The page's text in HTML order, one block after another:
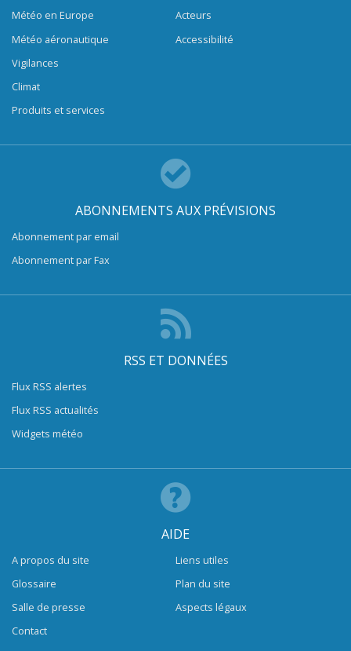
Météo en Europe
Météo aéronautique
Vigilances
Climat
Produits et services
Acteurs
Accessibilité
ABONNEMENTS AUX PRÉVISIONS
Abonnement par email
Abonnement par Fax
RSS ET DONNÉES
Flux RSS alertes
Flux RSS actualités
Widgets météo
AIDE
A propos du site
Glossaire
Salle de presse
Contact
Liens utiles
Plan du site
Aspects légaux